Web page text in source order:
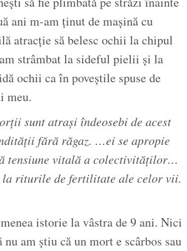
ani m-am ținut de mașină cu
atracție să belesc ochii la chipul
strâmbat la sideful pielii și la
ochii ca în poveștile spuse de
meu.
sunt atrași îndeosebi de acest
fără răgaz. …ei se apropie
tensiune vitală a colectivităților…
riturile de fertilitate ale celor vii.
istorie la vâstra de 9 ani. Nici
am știu că un mort e scârbos sau